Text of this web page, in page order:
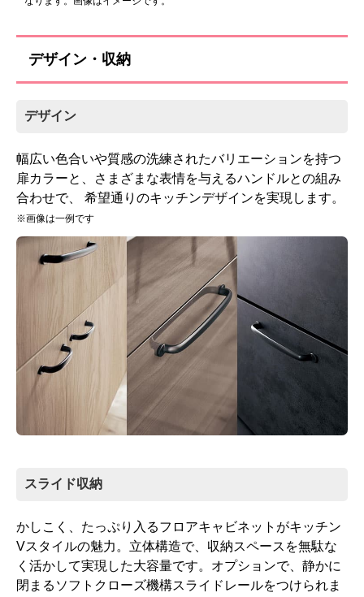
吊戸棚
吊戸棚高さ60cm(耐震ロッ
ク機構)
お客様のご要望に応じた機器のグレードアップも可能
です！詳しくはこちら
デザイン・収納
デザイン
幅広い色合いや質感の洗練されたバリエーションを持つ
扉カラーと、さまざまな表情を与えるハンドルとの組み
合わせで、 希望通りのキッチンデザインを実現します。
※画像は一例です
スライド収納
かしこく、たっぷり入るフロアキャビネットがキッチン
Vスタイルの魅力。立体構造で、収納スペースを無駄な
く活かして実現した大容量です。オプションで、静かに
閉まるソフトクローズ機構スライドレールをつけられま